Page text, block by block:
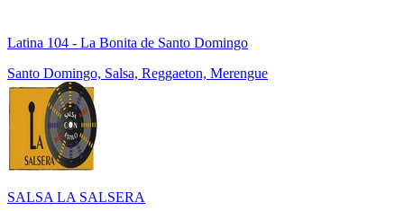
Latina 104 - La Bonita de Santo Domingo
Santo Domingo, Salsa, Reggaeton, Merengue
SALSA LA SALSERA